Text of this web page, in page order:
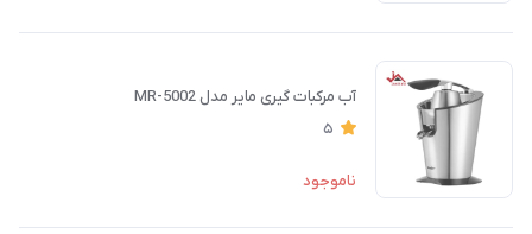
آب مرکبات گیری مایر مدل MR-5002
5
ناموجود